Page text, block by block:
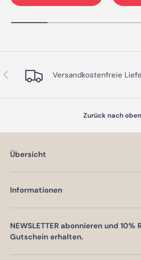
Vorherige Versandkostenfreie
Zurück nach oben
Übersicht
Informationen
NEWSLETTER abonnieren und
Gutschein erhalten.